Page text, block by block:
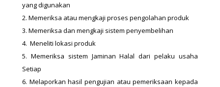
yang digunakan
Memeriksa atau mengkaji proses pengolahan produk
Memeriksa dan mengkaji sistem penyembelihan
Meneliti lokasi produk
Memeriksa sistem Jaminan Halal dari pelaku usaha
Setiap
Melaporkan hasil pengujian atau pemeriksaan kepada